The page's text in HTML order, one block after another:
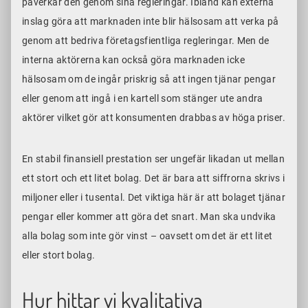
inslag göra att marknaden inte blir hälsosam att verka på
genom att bedriva företagsfientliga regleringar. Men de
interna aktörerna kan också göra marknaden icke
hälsosam om de ingår priskrig så att ingen tjänar pengar
eller genom att ingå i en kartell som stänger ute andra
aktörer vilket gör att konsumenten drabbas av höga priser.
En stabil finansiell prestation ser ungefär likadan ut mellan
ett stort och ett litet bolag. Det är bara att siffrorna skrivs i
miljoner eller i tusental. Det viktiga här är att bolaget tjänar
pengar eller kommer att göra det snart. Man ska undvika
alla bolag som inte gör vinst – oavsett om det är ett litet
eller stort bolag.
Hur hittar vi kvalitativa